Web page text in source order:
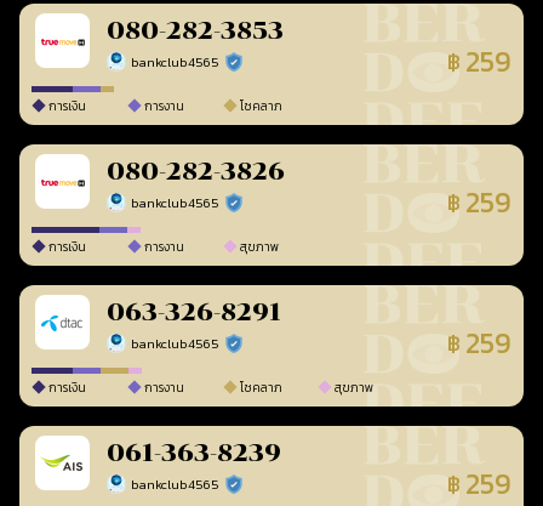
080-282-3853
bankclub4565 ร้านยืนยันแล้ว ฿ 259
การเงิน การงาน โชคลาภ
080-282-3826
bankclub4565 ร้านยืนยันแล้ว ฿ 259
การเงิน การงาน สุขภาพ
063-326-8291
bankclub4565 ร้านยืนยันแล้ว ฿ 259
การเงิน การงาน โชคลาภ สุขภาพ
061-363-8239
bankclub4565 ร้านยืนยันแล้ว ฿ 259